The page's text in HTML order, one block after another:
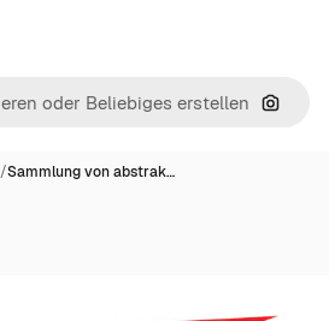
Nach
/Sammlung von abstrak…